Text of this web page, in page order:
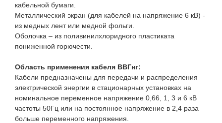
кабельной бумаги.
Металлический экран (для кабелей на напряжение 6 кВ) -
из медных лент или медной фольги.
Оболочка – из поливинилхлоридного пластиката
пониженной горючести.
Область применения кабеля ВВГнг:
Кабели предназначены для передачи и распределения
электрической энергии в стационарных установках на
номинальное переменное напряжение 0,66, 1, 3 и 6 кВ
частоты 50Гц или на постоянное напряжение в 2,4 раза
больше переменного напряжения.